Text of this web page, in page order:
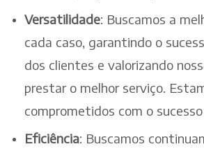
Versatilidade: Buscamos a
cada caso, garantindo o
dos clientes e valorizando
prestar o melhor serviço.
comprometidos com o
Eficiência: Buscamos